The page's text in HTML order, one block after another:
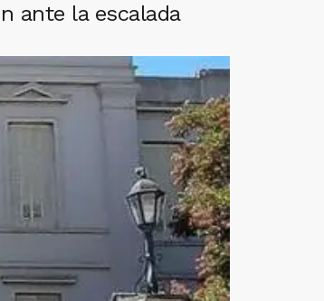
ante la escalada